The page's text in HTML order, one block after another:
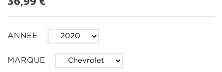
ANNEE
MARQUE